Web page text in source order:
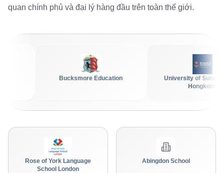
quan chính phủ và đại lý hàng đầu trên toàn thế giới.
Bucksmore Education
University of Sunderland in
Rose of York Language
School London
Abingdon School